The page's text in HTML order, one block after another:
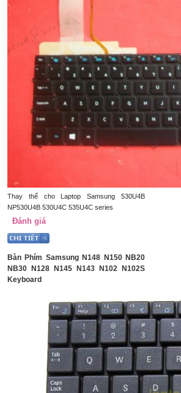
Thay thế cho Laptop Samsung 530U4B
NP530U4B 530U4C 535U4C series
Đánh giá
Bàn Phím Samsung N148 N150 NB20
NB30 N128 N145 N143 N102 N102S
Keyboard